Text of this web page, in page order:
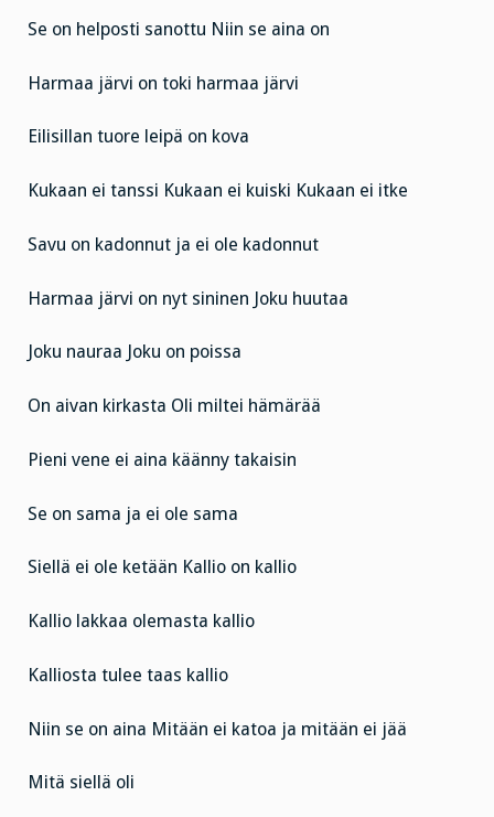
Se on helposti sanottu Niin se aina on
Harmaa järvi on toki harmaa järvi
Eilisillan tuore leipä on kova
Kukaan ei tanssi Kukaan ei kuiski Kukaan ei itke
Savu on kadonnut ja ei ole kadonnut
Harmaa järvi on nyt sininen Joku huutaa
Joku nauraa Joku on poissa
On aivan kirkasta Oli miltei hämärää
Pieni vene ei aina käänny takaisin
Se on sama ja ei ole sama
Siellä ei ole ketään Kallio on kallio
Kallio lakkaa olemasta kallio
Kalliosta tulee taas kallio
Niin se on aina Mitään ei katoa ja mitään ei jää
Mitä siellä oli